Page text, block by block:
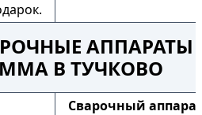
АППАРАТЫ
MMA В ТУЧКОВО
Cварочный